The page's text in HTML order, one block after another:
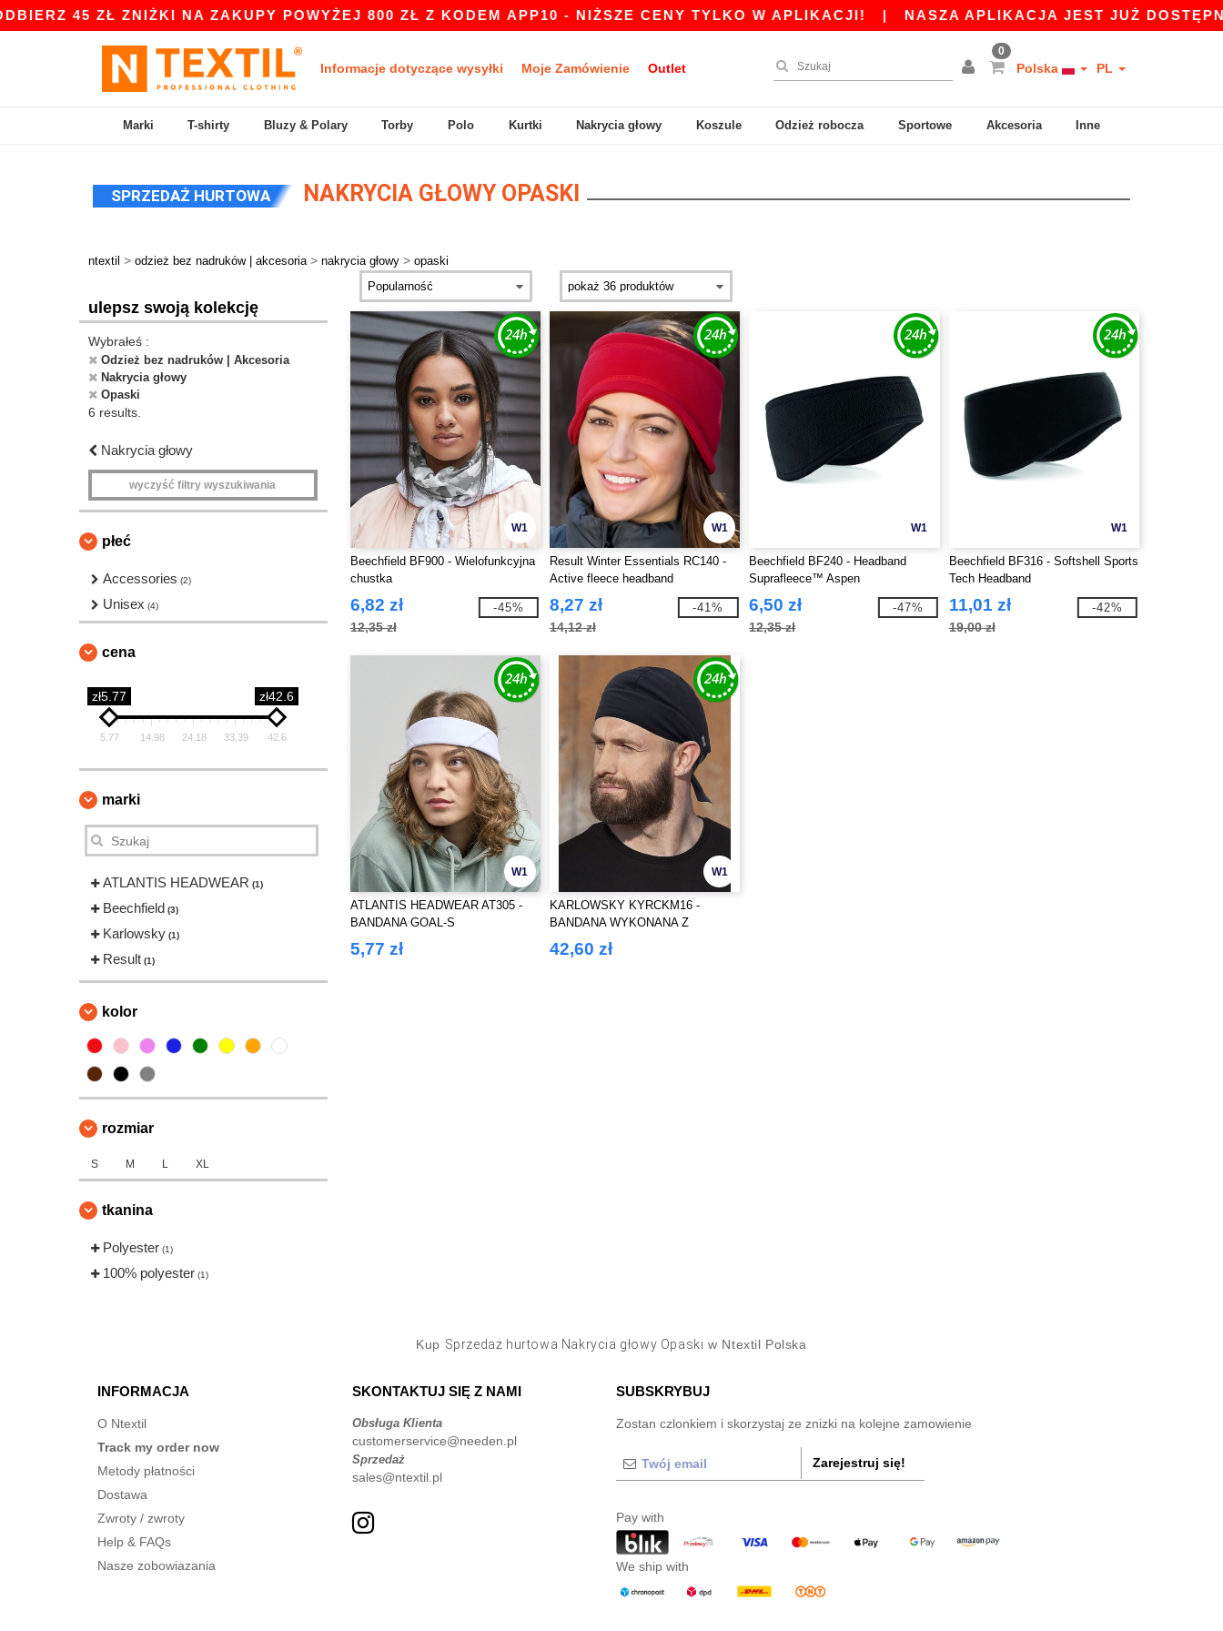
45 ZŁ ZNIŻKI NA ZAKUPY POWYŻEJ 800 ZŁ Z KODEM APP10 - NIŻSZE CENY TYLKO W APLIKACJI!| NASZA APLIKACJA JEST JUŻ
Informacje dotyczące wysyłki Moje Zamówienie Outlet
0
Polska PL
Marki T-shirty Bluzy & Polary Torby Polo Kurtki Nakrycia głowy Koszule Odzież robocza Sportowe Akcesoria Inne
SPRZEDAŻ HURTOWA NAKRYCIA GŁOWY OPASKI
ntextil > odzież bez nadruków | akcesoria > nakrycia głowy > opaski
ulepsz swoją kolekcję
Wybrałeś :
Odzież bez nadruków | Akcesoria
Nakrycia głowy
Opaski
6 results.
Nakrycia głowy
wyczyść filtry wyszukiwania
płeć
Accessories (2)
Unisex (4)
cena
zł5.77 zł42.6
5.77 14.98 24.18 33.39 42.6
marki
ATLANTIS HEADWEAR (1)
Beechfield (3)
Karlowsky (1)
Result (1)
kolor
rozmiar
S M L XL
tkanina
Polyester (1)
100% polyester (1)
W1
Beechfield BF900 - Wielofunkcyjna
chustka
6,82 zł
12,35 zł
-45%
W1
Result Winter Essentials RC140 -
Active fleece headband
8,27 zł
14,12 zł
-41%
W1
Beechfield BF240 - Headband
Suprafleece™ Aspen
6,50 zł
12,35 zł
-47%
W1
Beechfield BF316 - Softshell Sports
Tech Headband
11,01 zł
19,00 zł
-42%
W1
ATLANTIS HEADWEAR AT305 -
BANDANA GOAL-S
5,77 zł
W1
KARLOWSKY KYRCKM16 -
BANDANA WYKONANA Z
MATERIAŁU
ZRÓWNOWAŻONEGO
42,60 zł
Kup Sprzedaż hurtowa Nakrycia głowy Opaski w Ntextil Polska
INFORMACJA
O Ntextil
Track my order now
Metody płatności
Dostawa
Zwroty / zwroty
Help & FAQs
Nasze zobowiazania
SKONTAKTUJ SIĘ Z NAMI
Obsługa Klienta
customerservice@needen.pl
Sprzedaż
sales@ntextil.pl
SUBSKRYBUJ
Zostan czlonkiem i skorzystaj ze znizki na kolejne zamowienie
Zarejestruj się!
Pay with
We ship with